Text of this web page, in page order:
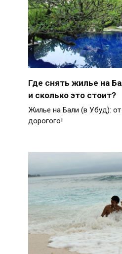
Где снять жилье на
и сколько это стоит?
Жилье на Бали (в Убуд):
дорогого!